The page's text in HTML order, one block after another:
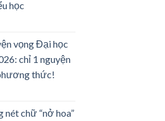
học
vọng Đại học
chỉ 1 nguyện
thức!
nét chữ “nở hoa”